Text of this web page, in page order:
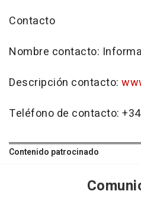
Contacto
Nombre contacto:
Descripción contacto:
Teléfono de contacto:
Contenido patrocinado